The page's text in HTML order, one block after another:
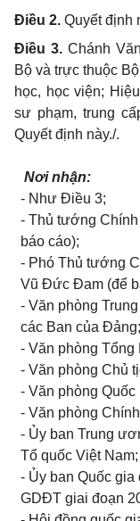
Điều 2. Quyết định
Điều 3. Chánh
Bộ và trực thuộc
học, học viện;
sư phạm, trung
Quyết định này./.
Nơi nhận:
- Như Điều 3;
- Thủtướng Chí
báo cáo);
- Phó Thủ tướng
VũĐức Đam (để
- Văn phòng
các Ban của Đảng;
- Văn phòng Tổng
-Văn phòng Chủ
- Văn phòng Quốc
- Văn phòng Chí
- Ủy ban Trung
Tổ quốc Việt Nam;
- Ủy ban Quốc gia
GDĐT giai đoạn